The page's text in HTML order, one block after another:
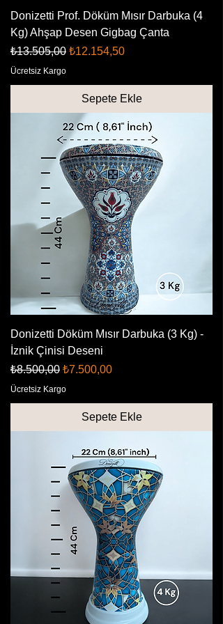
Donizetti Prof. Döküm Mısır Darbuka (4
Kg) Ahşap Desen Gigbag Çanta
Normal Fiyat
₺13.505,00 İndirimli Fiyat
₺12.154,50
Ücretsiz Kargo
Sepete Ekle
Donizetti Döküm Mısır Darbuka (3 Kg) -
İznik Çinisi Deseni
Normal Fiyat
₺8.500,00 İndirimli Fiyat
₺7.500,00
Ücretsiz Kargo
Sepete Ekle